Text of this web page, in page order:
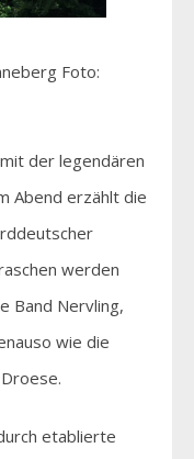
Foto:
der legendären
Abend erzählt die
werden
Band Nervling,
wie die
etablierte